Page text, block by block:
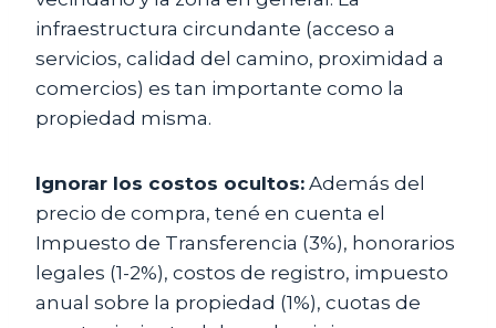
infraestructura circundante (acceso a
servicios, calidad del camino, proximidad a
comercios) es tan importante como la
propiedad misma.
Ignorar los costos ocultos: Además del
precio de compra, tené en cuenta el
Impuesto de Transferencia (3%), honorarios
legales (1-2%), costos de registro, impuesto
anual sobre la propiedad (1%), cuotas de